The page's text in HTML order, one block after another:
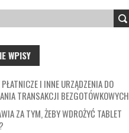
WPISY
I INNE URZĄDZENIA DO
TRANSAKCJI BEZGOTÓWKOWYCH
ZA TYM, ŻEBY WDROŻYĆ TABLET